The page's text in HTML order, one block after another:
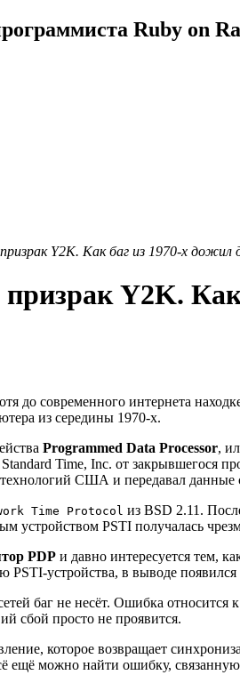
Ruby on
Y2K. Как баг из 1970-х
призрак Y2K.
до современного интернета
из середины 1970-х.
Programmed Data Processor,
Time, Inc. от закрывшегося
США и передавал данные
Time Protocol из BSD 2.11.
устройством PSTI получалась
PDP и давно интересуется тем,
PSTI-устройства, в выводе появился
баг не несёт. Ошибка относится к
сбой просто не проявится.
которое возвращает
ещё можно найти ошибку, связанную